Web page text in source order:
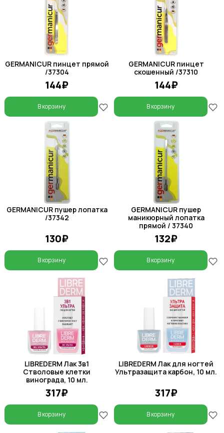
GERMANICUR пинцет прямой
/37304
144₽
В корзину
GERMANICUR пинцет
скошенный /37310
144₽
В корзину
GERMANICUR пушер лопатка
/37342
130₽
В корзину
GERMANICUR пушер
маникюрный лопатка
прямой / 37340
132₽
В корзину
LIBREDERM Лак 3в1
Стволовые клетки
винограда, 10 мл.
317₽
В корзину
LIBREDERM Лак для ногтей
Ультразащита карбон, 10 мл.
317₽
В корзину